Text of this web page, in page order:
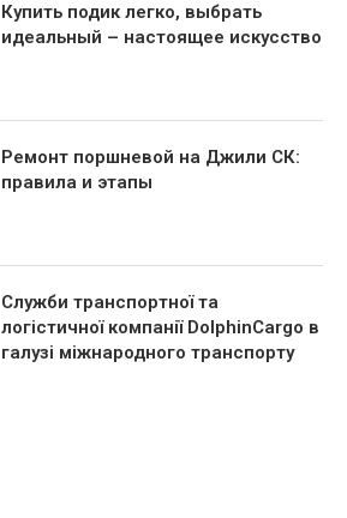
Купить подик легко, выбрать
идеальный – настоящее искусство
Ремонт поршневой на Джили СК:
правила и этапы
Служби транспортної та
логістичної компанії DolphinCargo в
галузі міжнародного транспорту